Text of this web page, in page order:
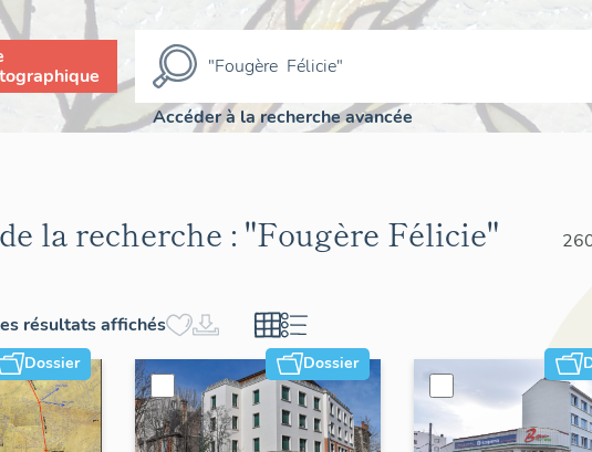
Accéder à la recherche avancée
la recherche : "Fougère Félicie"
résultats affichés
Dossier Dossier